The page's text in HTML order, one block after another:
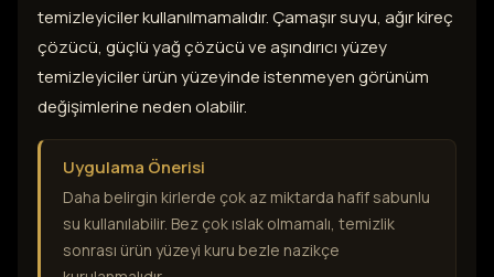
temizleyiciler kullanılmamalıdır. Çamaşır suyu, ağır kireç
çözücü, güçlü yağ çözücü ve aşındırıcı yüzey
temizleyiciler ürün yüzeyinde istenmeyen görünüm
değişimlerine neden olabilir.
Uygulama Önerisi
Daha belirgin kirlerde çok az miktarda hafif sabunlu
su kullanılabilir. Bez çok ıslak olmamalı, temizlik
sonrası ürün yüzeyi kuru bezle nazikçe